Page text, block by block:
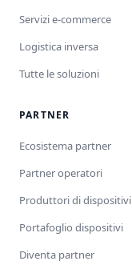
Servizi e-commerce
Logistica inversa
Tutte le soluzioni
PARTNER
Ecosistema partner
Partner operatori
Produttori di dispositivi
Portafoglio dispositivi
Diventa partner